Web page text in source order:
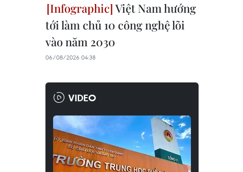
Việt Nam hướng
tới làm chủ 10 công nghệ lõi
vào năm 2030
06/08/2026 04:38
VIDEO